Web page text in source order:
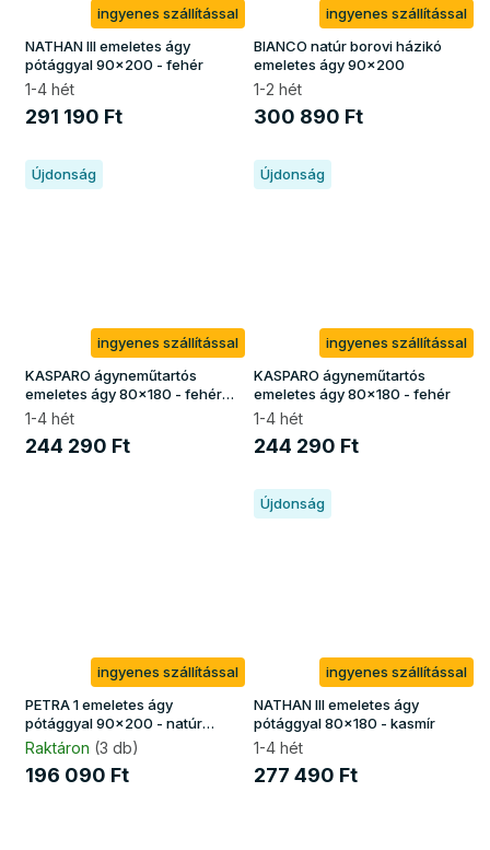
ingyenes szállítással
NATHAN III emeletes ágy
pótággyal 90x200 - fehér
1-4 hét
291 190 Ft
ingyenes szállítással
BIANCO natúr borovi házikó
emeletes ágy 90x200
1-2 hét
300 890 Ft
Újdonság
ingyenes szállítással
KASPARO ágyneműtartós
emeletes ágy 80x180 - fehér /
borovi
1-4 hét
244 290 Ft
Újdonság
ingyenes szállítással
KASPARO ágyneműtartós
emeletes ágy 80x180 - fehér
1-4 hét
244 290 Ft
ingyenes szállítással
PETRA 1 emeletes ágy
pótággyal 90x200 - natúr
borovi
Raktáron (3 db)
196 090 Ft
Újdonság
ingyenes szállítással
NATHAN III emeletes ágy
pótággyal 80x180 - kasmír
1-4 hét
277 490 Ft